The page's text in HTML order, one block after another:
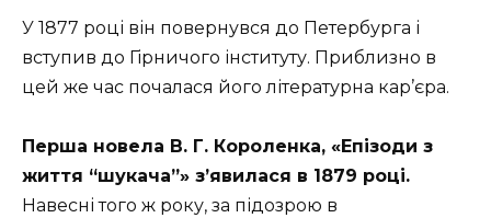
У 1877 році він повернувся до Петербурга і
вступив до Гірничого інституту. Приблизно в
цей же час почалася його літературна кар’єра.
Перша новела В. Г. Короленка, «Епізоди з
життя “шукача”» з’явилася в 1879 році.
Навесні того ж року, за підозрою в